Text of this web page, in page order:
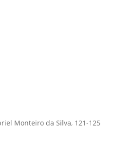
Monteiro da Silva, 121-125